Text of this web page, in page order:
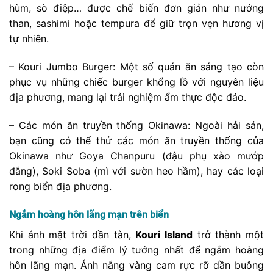
hùm, sò điệp… được chế biến đơn giản như nướng
than, sashimi hoặc tempura để giữ trọn vẹn hương vị
tự nhiên.
– Kouri Jumbo Burger: Một số quán ăn sáng tạo còn
phục vụ những chiếc burger khổng lồ với nguyên liệu
địa phương, mang lại trải nghiệm ẩm thực độc đáo.
– Các món ăn truyền thống Okinawa: Ngoài hải sản,
bạn cũng có thể thử các món ăn truyền thống của
Okinawa như Goya Chanpuru (đậu phụ xào mướp
đắng), Soki Soba (mì với sườn heo hầm), hay các loại
rong biển địa phương.
Ngắm hoàng hôn lãng mạn trên biển
Khi ánh mặt trời dần tàn, Kouri Islandtrở thành một
trong những địa điểm lý tưởng nhất để ngắm hoàng
hôn lãng mạn. Ánh nắng vàng cam rực rỡ dần buông